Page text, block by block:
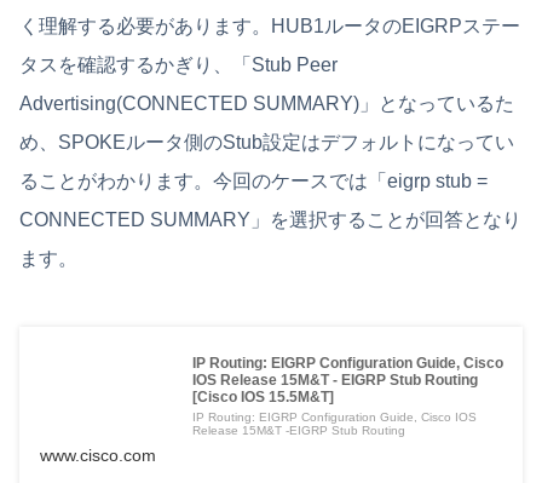
く理解する必要があります。HUB1ルータのEIGRPステー
タスを確認するかぎり、「Stub Peer
Advertising(CONNECTED SUMMARY)」となっているた
め、SPOKEルータ側のStub設定はデフォルトになってい
ることがわかります。今回のケースでは「eigrp stub =
CONNECTED SUMMARY」を選択することが回答となり
ます。
IP Routing: EIGRP Configuration Guide, Cisco
IOS Release 15M&T - EIGRP Stub Routing
[Cisco IOS 15.5M&T]
IP Routing: EIGRP Configuration Guide, Cisco IOS
Release 15M&T -EIGRP Stub Routing
www.cisco.com